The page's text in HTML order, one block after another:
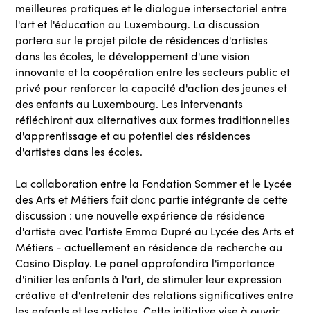
meilleures pratiques et le dialogue intersectoriel entre
l'art et l'éducation au Luxembourg. La discussion
portera sur le projet pilote de résidences d'artistes
dans les écoles, le développement d'une vision
innovante et la coopération entre les secteurs public et
privé pour renforcer la capacité d'action des jeunes et
des enfants au Luxembourg. Les intervenants
réfléchiront aux alternatives aux formes traditionnelles
d'apprentissage et au potentiel des résidences
d'artistes dans les écoles.
La collaboration entre la Fondation Sommer et le Lycée
des Arts et Métiers fait donc partie intégrante de cette
discussion : une nouvelle expérience de résidence
d'artiste avec l'artiste Emma Dupré au Lycée des Arts et
Métiers - actuellement en résidence de recherche au
Casino Display. Le panel approfondira l'importance
d'initier les enfants à l'art, de stimuler leur expression
créative et d'entretenir des relations significatives entre